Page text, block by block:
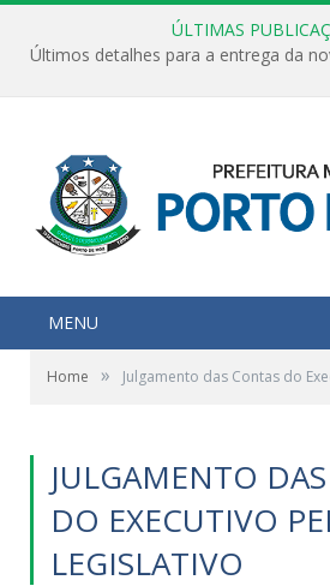
ÚLTIMAS
MENU
Home » Julgamento das Contas do
JULGAMENTO
DO EXECUTIVO
LEGISLATIVO